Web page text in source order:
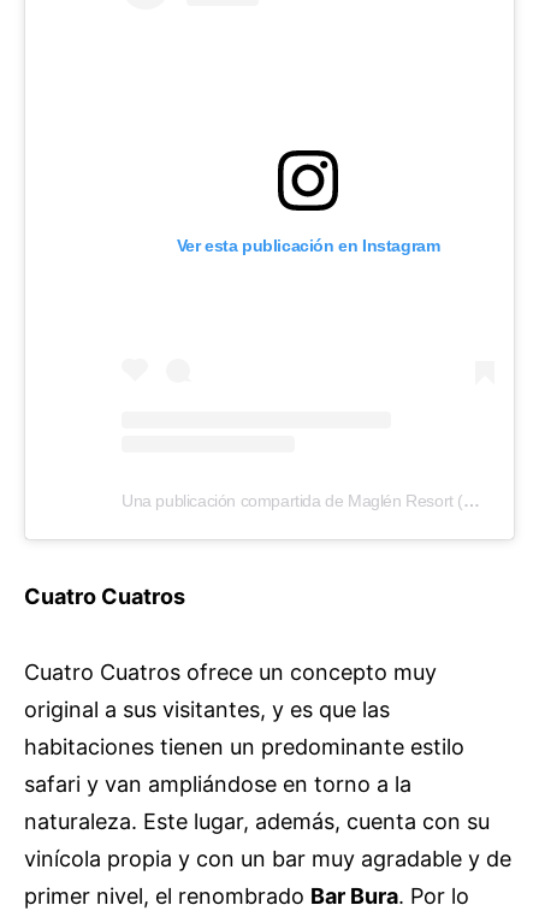
Ver esta publicación en Instagram
Una publicación compartida de Maglén Resort (@maglenresort)
Cuatro Cuatros
Cuatro Cuatros ofrece un concepto muy
original a sus visitantes, y es que las
habitaciones tienen un predominante estilo
safari y van ampliándose en torno a la
naturaleza. Este lugar, además, cuenta con su
vinícola propia y con un bar muy agradable y de
primer nivel, el renombrado Bar Bura. Por lo